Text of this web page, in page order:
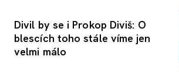
Divil by se i Prokop Diviš: O
blescích toho stále víme jen
velmi málo